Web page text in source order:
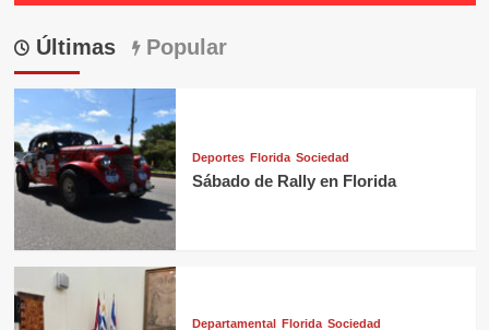
Últimas Popular
Deportes Florida Sociedad
Sábado de Rally en Florida
Departamental Florida Sociedad